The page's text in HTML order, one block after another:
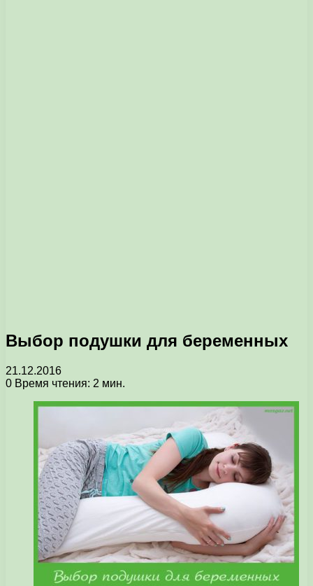
Выбор подушки для беременных
21.12.2016
0 Время чтения: 2 мин.